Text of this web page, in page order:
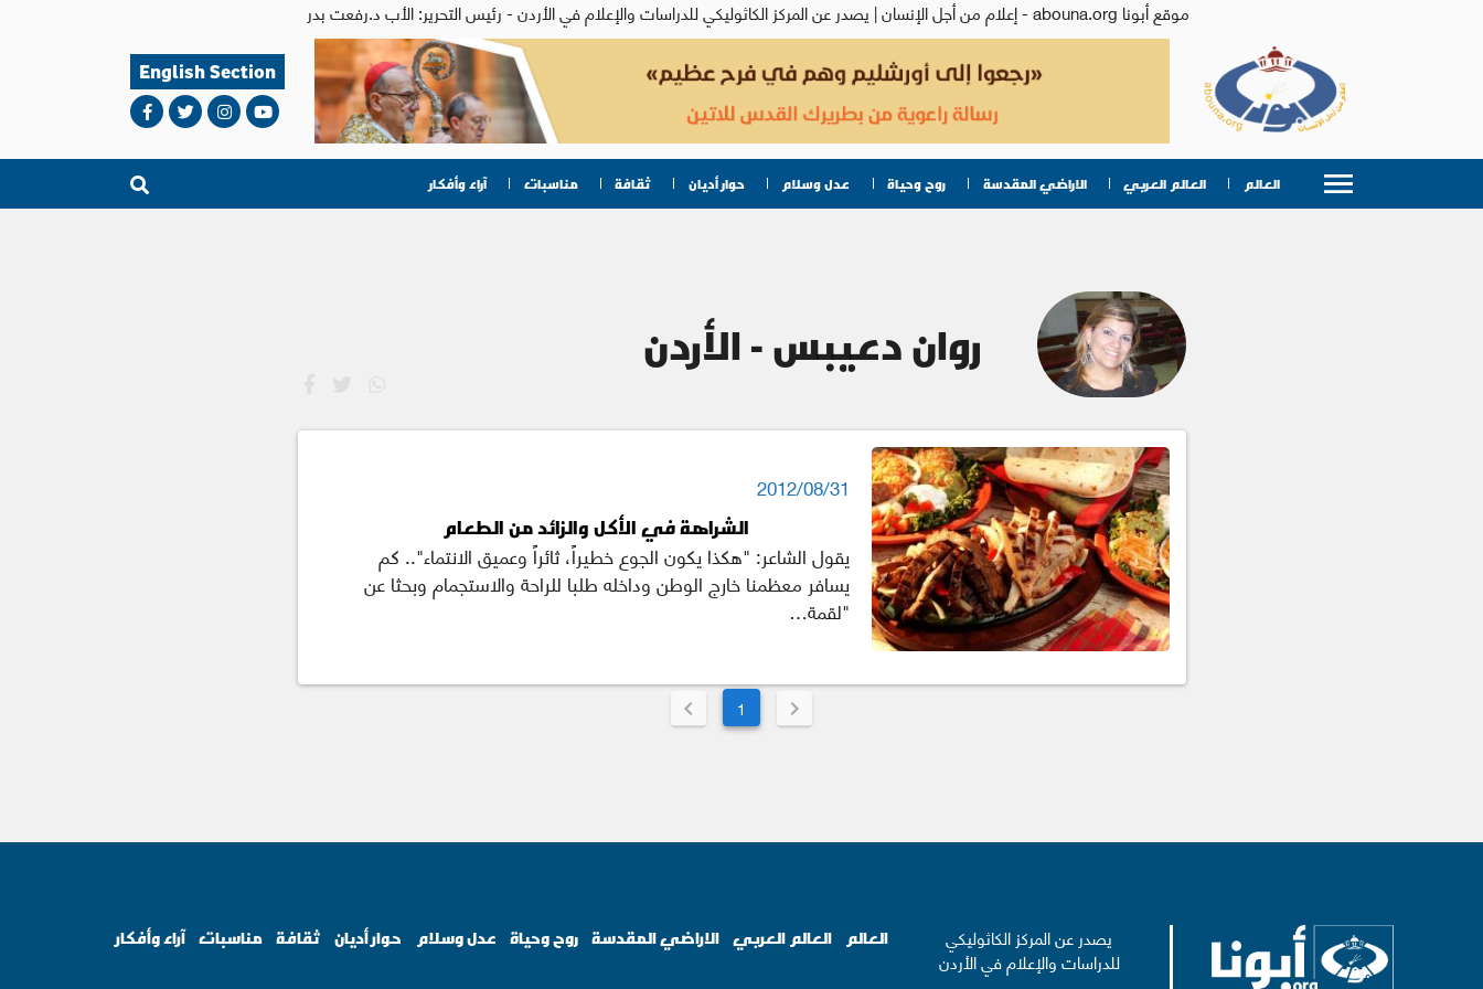
موقع أبونا abouna.org - إعلام من أجل الإنسان | يصدر عن المركز الكاثوليكي للدراسات والإعلام في الأردن - رئيس التحرير: الأب د.رفعت بدر
English Section
العالم العالم العربي الاراضي المقدسة روح وحياة عدل وسلام حوار أديان ثقافة مناسبات آراء وأفكار
روان دعيبس - الأردن
2012/08/31
الشراهة في الأكل والزائد من الطعام
يقول الشاعر: "هكذا يكون الجوع خطيراً، ثائراً وعميق الانتماء".. كم
يسافر معظمنا خارج الوطن وداخله طلبا للراحة والاستجمام وبحثا عن
"لقمة…
1
يصدر عن المركز الكاثوليكي
للدراسات والإعلام في الأردن
العالم العالم العربي الاراضي المقدسة روح وحياة عدل وسلام حوار أديان ثقافة مناسبات آراء وأفكار